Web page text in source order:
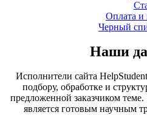
Оплата и
Черный
Наши
Исполнители сайта
подбору, обработке и
предложенной заказчиком теме.
является готовым научным